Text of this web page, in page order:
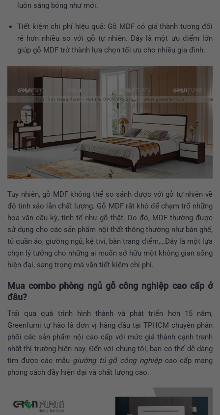
luôn sáng bóng như mới.
Tiết kiệm chi phí hiệu quả: Gỗ MDF có giá thành tương đối
rẻ hơn nhiều so với gỗ tự nhiên. Đây là một ưu điểm lớn
giúp gỗ MDF trở thành lựa chọn tối ưu cho nhiều gia đình.
Tuy nhiên, gỗ MDF không thể so sánh được với gỗ tự nhiên về
độ tinh xảo lẫn chất lượng. Gỗ MDF rất khó để chạm trổ những
hoa văn cầu kỳ, tinh tế như gỗ thật. Do đó, MDF thường được
sử dụng cho các sản phẩm nội thất thông thường như bàn ghế,
tủ quần áo, giường ngủ, kệ tivi, bàn trang điểm,…Đây là một lựa
chọn lý tưởng cho những ai muốn sở hữu một không gian sống
hiện đại, sang trọng mà vẫn tiết kiệm chi phí.
Mua combo phòng ngủ gỗ công nghiệp cao cấp ở
đâu?
Trải qua quá trình hình thành và phát triển hơn 15 năm,
Greenfurni tự hào là đơn vị hàng đầu tại TPHCM chuyên phân
phối các sản phẩm nội cao cấp với mức giá thành cạnh tranh
nhất thị trường hiện nay. Đến với chúng tôi, bạn có thể dễ dàng
tìm được các mẫu giường tủ gỗ công nghiệpcao cấp mang
phong cách đầy hiện đại và chất lượng cao.